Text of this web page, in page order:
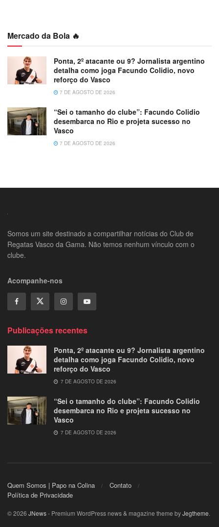
Mercado da Bola 🔥
Ponta, 2º atacante ou 9? Jornalista argentino
detalha como joga Facundo Colidio, novo
reforço do Vasco
7 DE AGOSTO DE 2026
“Sei o tamanho do clube”: Facundo Colidio
desembarca no Rio e projeta sucesso no
Vasco
7 DE AGOSTO DE 2026
Somos um site destinado a compartilhar notícias do Club de
Regatas Vasco da Gama. Não temos nenhum vínculo com o
clube.
Acompanhe-nos
Publicações recentes
Ponta, 2º atacante ou 9? Jornalista argentino
detalha como joga Facundo Colidio, novo
reforço do Vasco
7 DE AGOSTO DE 2026
“Sei o tamanho do clube”: Facundo Colidio
desembarca no Rio e projeta sucesso no
Vasco
7 DE AGOSTO DE 2026
Quem Somos | Papo na Colina
Contato
Política de Privacidade
© 2026 JNews- Premium WordPress news & magazine theme byJegtheme.